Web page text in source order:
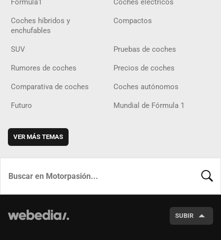
Fórmula1 Coches eléctricos
Coches híbridos y
enchufables
Compactos
SUV Pruebas de coches
Rumores de coches Precios de coches
Comparativa de coches Coches autónomos
Futuro Mundial de Fórmula 1
VER MÁS TEMAS
SUBIR